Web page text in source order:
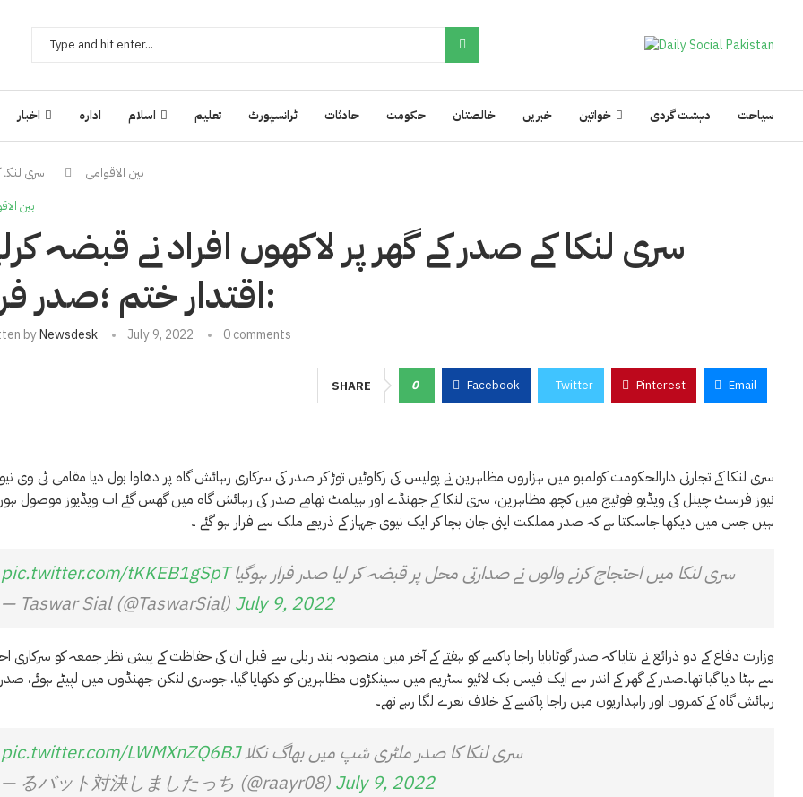
اخبار ادارہ اسلام تعلیم ٹرانسپورٹ حادثات حکومت خالصتان خبریں خواتین دہشت گردی سیاحت
بین الاقوامی سری لنکا
بین
سری لنکا کے صدر کے گھر پر لاکھوں افراد نے قبضہ
:اقتدار ختم ؛صدر
byNewsdesk July 9, 2022 0 comments
SHARE 0 Facebook Twitter Pinterest Email
سری لنکا کے تجارتی دارالحکومت کولمبو میں ہزاروں مظاہرین نے پولیس کی رکاوٹیں توڑ کر صدر کی سرکاری رہائش گاہ پر دھاوا بول دیا مقامی ٹی وی
نیوز فرسٹ چینل کی ویڈیو فوٹیج میں کچھ مظاہرین، سری لنکا کے جھنڈے اور ہیلمٹ تھامے صدر کی رہائش گاہ میں گھس گئے اب ویڈیوز موصول
ہیں جس میں دیکھا جاسکتا ہے کہ صدر مملکت اپنی جان بچا کر ایک نیوی جہاز کے ذریعے ملک سے فرار ہو گئے ۔
سری لنکا میں احتجاج کرنے والوں نے صدارتی محل پر قبضہ کر لیا صدر فرار ہوگیاpic.twitter.com/tKKEB1gSpT
— Taswar Sial (@TaswarSial) July 9, 2022
وزارت دفاع کے دو ذرائع نے بتایا کہ صدر گوٹابایا راجا پاکسے کو ہفتے کے آخر میں منصوبہ بند ریلی سے قبل ان کی حفاظت کے پیش نظر جمعہ کو سرکاری
سے ہٹا دیا گیا تھا۔صدر کے گھر کے اندر سے ایک فیس بک لائیو سٹریم میں سینکڑوں مظاہرین کو دکھایا گیا، جوسری لنکن جھنڈوں میں لپیٹے ہوئے،
رہائش گاہ کے کمروں اور راہداریوں میں راجا پاکسے کے خلاف نعرے لگا رہے تھے۔
سری لنکا کا صدر ملٹری شپ میں بھاگ نکلاpic.twitter.com/LWMXnZQ6BJ
— るバット対決しましたっち (@raayr08) July 9, 2022